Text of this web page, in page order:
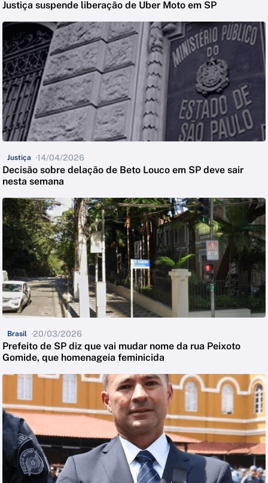
Justiça suspende liberação de Uber Moto em SP
Justiça 14/04/2026
Decisão sobre delação de Beto Louco em SP deve sair
nesta semana
Brasil 20/03/2026
Prefeito de SP diz que vai mudar nome da rua Peixoto
Gomide, que homenageia feminicida